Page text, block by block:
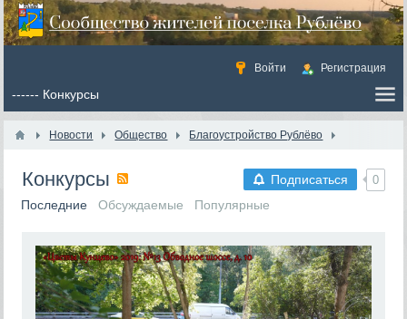
Войти Регистрация
Новости Общество Благоустройство Рублёво
Подписаться 0
Конкурсы
Последние Обсуждаемые Популярные